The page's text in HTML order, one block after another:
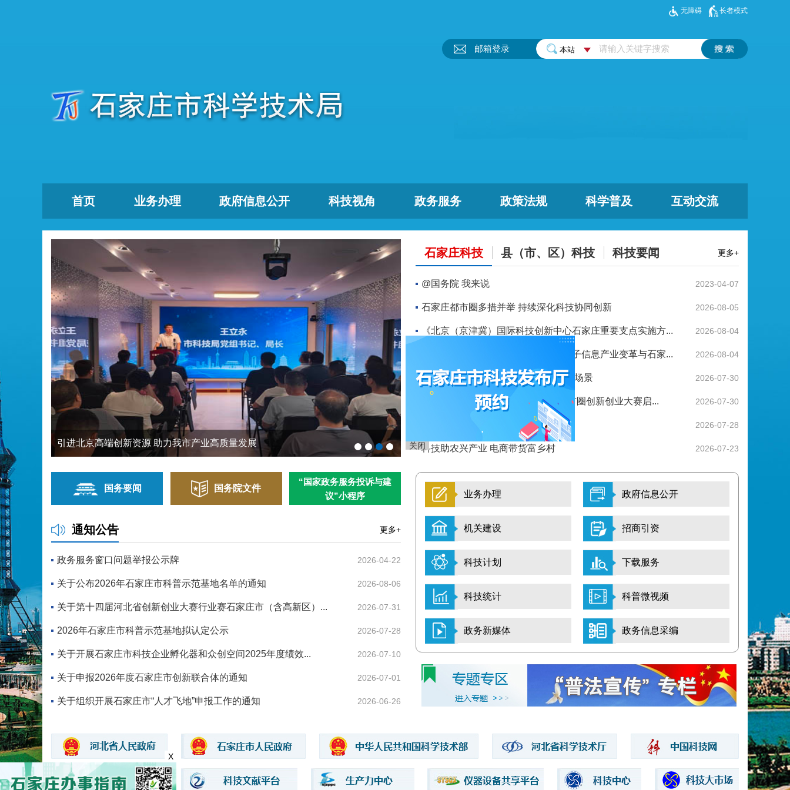
无障碍 长者模式
邮箱登录
首页 业务办理 政府信息公开 科技视角 政务服务 政策法规 科学普及 互动交流
引进北京高端创新资源 助力我市产业高质量发展 市科技局开展庆祝中国共产党成立105周年系列活动
石家庄科技 县（市、区）科技 科技要闻
@国务院 我来说 2023-04-07
石家庄都市圈多措并举 持续深化科技协同创新 2026-08-05
《北京（京津冀）国际科技创新中心石家庄重要支点实施方... 2026-08-04
石家庄科技大讲堂深度解读新一代电子信息产业变革与石家... 2026-08-04
聚焦具身智能新赛道 打造商贸物流新场景 2026-07-30
聚智成链 协同创新 第二届石家庄都市圈创新创业大赛启... 2026-07-30
深化冀疆科创协作 跨域协同促创新 2026-07-28
科技助农兴产业 电商带货富乡村 2026-07-23
更多+
国务要闻 国务院文件
“国家政务服务投诉与建
议”小程序
通知公告 更多+
政务服务窗口问题举报公示牌 2026-04-22
关于公布2026年石家庄市科普示范基地名单的通知 2026-08-06
关于第十四届河北省创新创业大赛行业赛石家庄市（含高新区）... 2026-07-31
2026年石家庄市科普示范基地拟认定公示 2026-07-28
关于开展石家庄市科技企业孵化器和众创空间2025年度绩效... 2026-07-10
关于申报2026年度石家庄市创新联合体的通知 2026-07-01
关于组织开展石家庄市“人才飞地”申报工作的通知 2026-06-26
业务办理 政府信息公开
机关建设 招商引资
科技计划 下载服务
科技统计 科普微视频
政务新媒体 政务信息采编
X
关闭